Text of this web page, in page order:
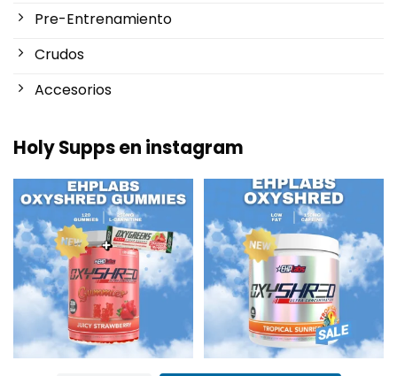
Pre-Entrenamiento
Crudos
Accesorios
Holy Supps en instagram
Nuevo en Holy Supps 🍬⚡
OxyShred Gummies de...
3 0
¡Bajo en grasas y 150mg de
cafeína por ración! ⚡
0 2